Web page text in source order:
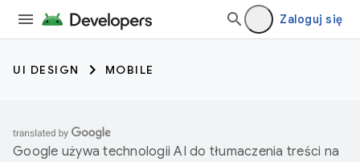
Zaloguj się
UI DESIGN MOBILE
Google używa technologii AI do tłumaczenia treści na